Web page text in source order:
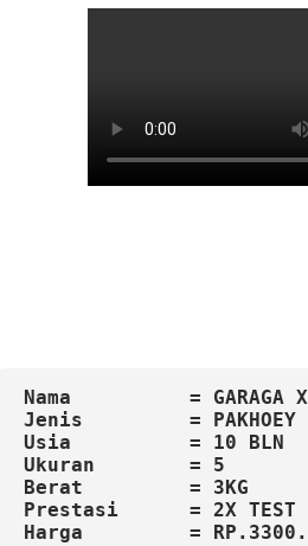
Nama          = GARAGA X
Jenis         = PAKHOEY X
Usia          = 10 BLN
Ukuran        = 5
Berat         = 3KG
Harga         =